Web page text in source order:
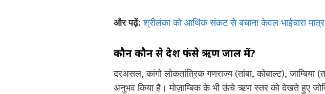
और पढ़ें:श्रीलंका को आर्थिक संकट से बचाना केवल भाईचारा
कौन कौन से देश फंसे ऋण जाल में?
दरअसल, कांगो लोकतांत्रिक गणराज्य (तांबा, कोबाल्ट), जाम्बिया
अनुभव किया है। मोज़ाम्बिक के भी ऊंचे ऋण स्तर को देखते हुए